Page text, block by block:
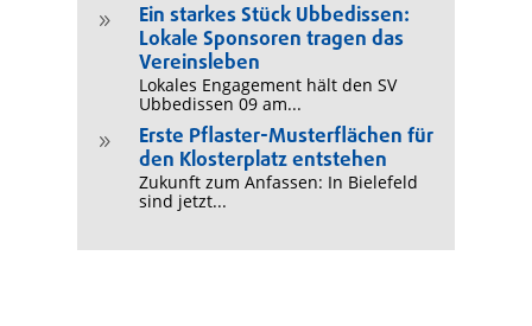
9
Ein starkes Stück Ubbedissen:
Lokale Sponsoren tragen das
Vereinsleben
Lokales Engagement hält den SV
Ubbedissen 09 am...
9
Erste Pflaster-Musterflächen für
den Klosterplatz entstehen
Zukunft zum Anfassen: In Bielefeld
sind jetzt...